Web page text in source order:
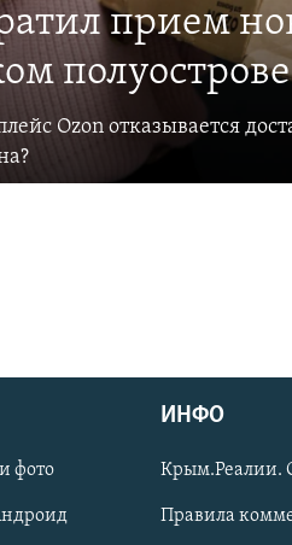
прием
полуострове
Ozon отказывается
фото
ИНФО
Крым.Реалии.
Правила